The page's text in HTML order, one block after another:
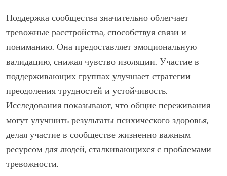
Поддержка сообщества значительно облегчает
тревожные расстройства, способствуя связи и
пониманию. Она предоставляет эмоциональную
валидацию, снижая чувство изоляции. Участие в
поддерживающих группах улучшает стратегии
преодоления трудностей и устойчивость.
Исследования показывают, что общие переживания
могут улучшить результаты психического здоровья,
делая участие в сообществе жизненно важным
ресурсом для людей, сталкивающихся с проблемами
тревожности.